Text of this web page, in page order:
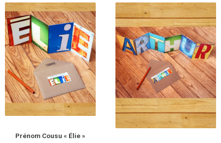
Prénom Cousu « Élie »